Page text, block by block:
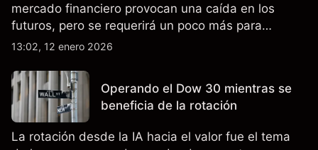
mercado financiero provocan una caída en los
futuros, pero se requerirá un poco más para
sacudir los aspectos técnicos positivos a largo
los traders.
13:02, 12 enero 2026
Operando el Dow 30 mientras se
beneficia de la rotación
La rotación desde la IA hacia el valor fue el tema